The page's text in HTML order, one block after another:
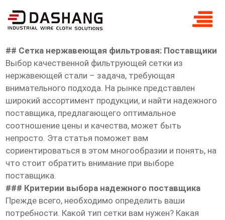
сетка нержавеющая фильтровая
Поставщики
## Сетка нержавеющая фильтровая: Поставщики
Выбор качественной фильтрующей сетки из
нержавеющей стали – задача, требующая
внимательного подхода. На рынке представлен
широкий ассортимент продукции, и найти надежного
поставщика, предлагающего оптимальное
соотношение цены и качества, может быть
непросто. Эта статья поможет вам
сориентироваться в этом многообразии и понять, на
что стоит обратить внимание при выборе
поставщика.
### Критерии выбора надежного поставщика
Прежде всего, необходимо определить ваши
потребности. Какой тип сетки вам нужен? Какая